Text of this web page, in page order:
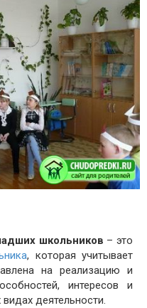
школьников – это
, которая учитывает
на реализацию и
интересов и
деятельности.